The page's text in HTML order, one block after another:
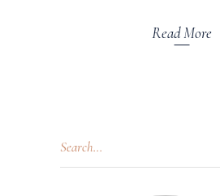
Read More